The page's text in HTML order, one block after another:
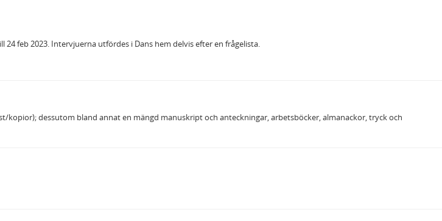
feb 2023. Intervjuerna utfördes i Dans hem delvis efter en frågelista.
dessutom bland annat en mängd manuskript och anteckningar, arbetsböcker, almanackor, tryck och